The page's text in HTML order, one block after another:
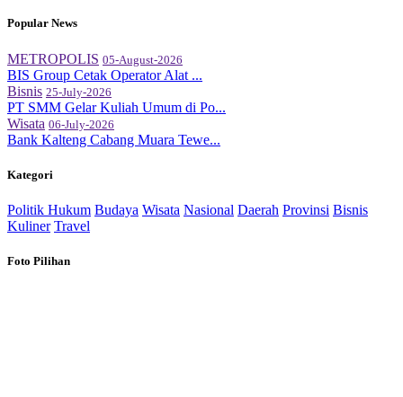
Popular News
METROPOLIS 05-August-2026
BIS Group Cetak Operator Alat ...
Bisnis 25-July-2026
PT SMM Gelar Kuliah Umum di Po...
Wisata 06-July-2026
Bank Kalteng Cabang Muara Tewe...
Kategori
Politik Hukum Budaya Wisata Nasional Daerah Provinsi Bisnis
Kuliner Travel
Foto Pilihan